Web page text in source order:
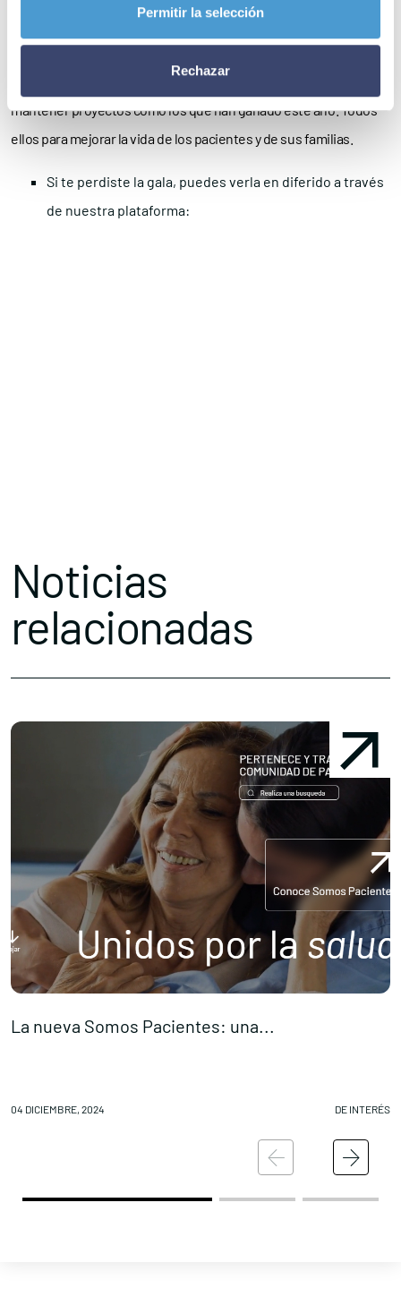
Permitir la selección
Rechazar
discurso inaugural, en toda esta trayectoria se han premiado
unas 70 iniciativas inspiradoras y se han repartido más de
100.000 euros, que han servido de apoyo para mejorar y
mantener proyectos como los que han ganado este año. Todos
ellos para mejorar la vida de los pacientes y de sus familias.
Si te perdiste la gala, puedes verla en diferido a través
de nuestra plataforma:
Noticias
relacionadas
La nueva Somos Pacientes: una...
04 DICIEMBRE, 2024 DE INTERÉS